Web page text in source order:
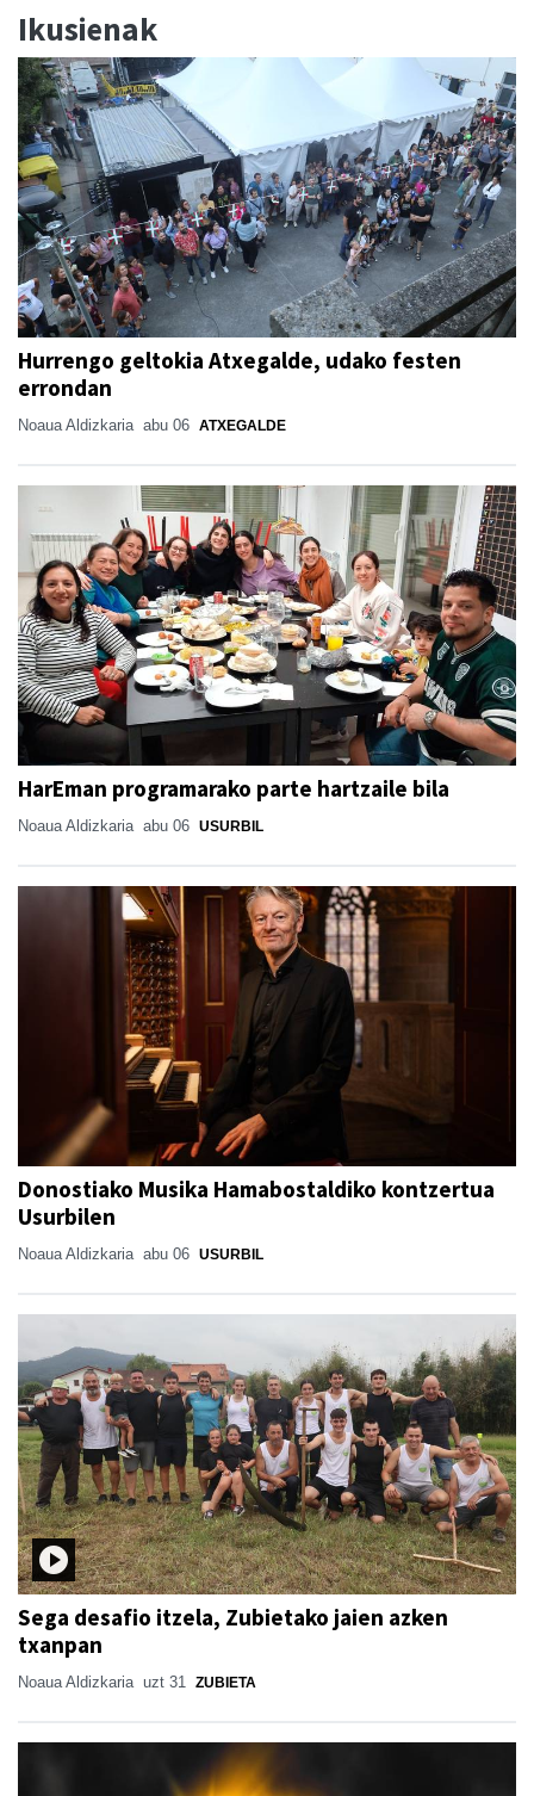
Ikusienak
Hurrengo geltokia Atxegalde, udako festen
errondan
Noaua Aldizkaria abu 06 ATXEGALDE
HarEman programarako parte hartzaile bila
Noaua Aldizkaria abu 06 USURBIL
Donostiako Musika Hamabostaldiko kontzertua
Usurbilen
Noaua Aldizkaria abu 06 USURBIL
Sega desafio itzela, Zubietako jaien azken
txanpan
Noaua Aldizkaria uzt 31 ZUBIETA